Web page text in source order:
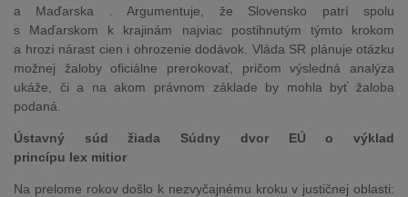
a Maďarska . Argumentuje, že Slovensko patrí spolu
s Maďarskom k krajinám najviac postihnutým týmto krokom
a hrozí nárast cien i ohrozenie dodávok. Vláda SR plánuje otázku
možnej žaloby oficiálne prerokovať, pričom výsledná analýza
ukáže, či a na akom právnom základe by mohla byť žaloba
podaná.
Ústavný súd žiada Súdny dvor EÚ o výklad
princípu lex mitior
Na prelome rokov došlo k nezvyčajnému kroku v justičnej oblasti: